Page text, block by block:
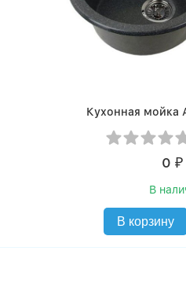
Кухонная мойка
0 ₽
В
В корзину